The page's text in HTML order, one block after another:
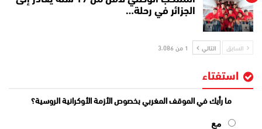
الجزائر في رحلة…
السابق التالي 1 من 3٬086
استفتاء
ما رأيك في الموقف المغربي بخصوص الأزمة الأوكرانية الروسية؟
مع